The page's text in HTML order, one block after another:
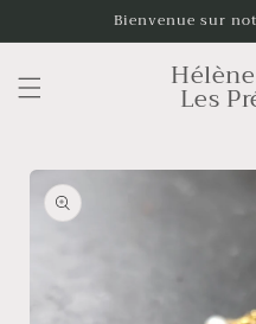
au
Bienvenue sur
Les
Passer aux
informations
produits